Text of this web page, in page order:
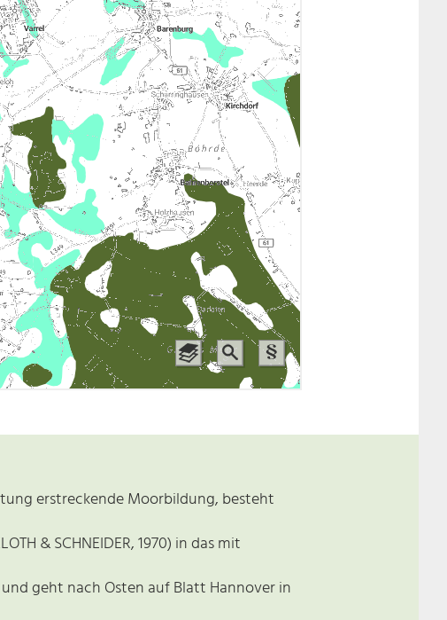
erstreckende Moorbildung, besteht
& SCHNEIDER, 1970) in das mit
geht nach Osten auf Blatt Hannover in